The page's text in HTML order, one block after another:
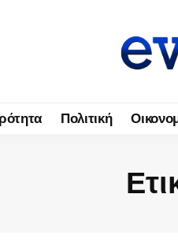
Πολιτική